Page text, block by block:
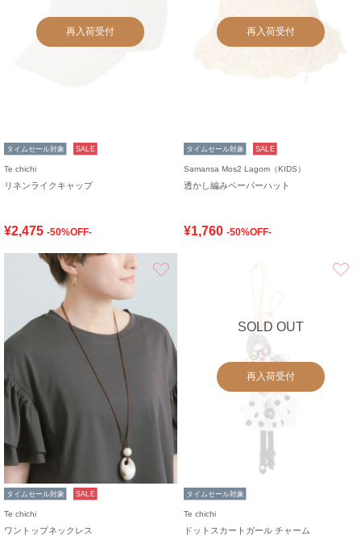
再入荷受付
タイムセール対象 SALE
Te chichi
リネンライクキャップ
¥2,475 -50%OFF-
再入荷受付
タイムセール対象 SALE
Samansa Mos2 Lagom（KIDS）
透かし編みペーパーハット
¥1,760 -50%OFF-
タイムセール対象 SALE
Te chichi
ワントップネックレス
SOLD OUT
再入荷受付
タイムセール対象
Te chichi
ドットスカートガール チャーム